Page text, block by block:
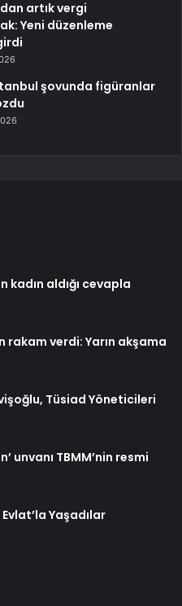
artık vergi
Yeni düzenleme
şovunda figüranlar
kadın aldığı cevapla
rakam verdi: Yarın akşama
Tüsiad Yöneticileri
unvanı TBMM’nin resmi
Yaşadılar